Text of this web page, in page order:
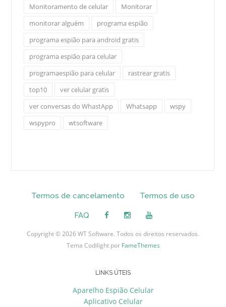
Monitoramento de celular
Monitorar
monitorar alguém
programa espião
programa espião para android gratis
programa espião para celular
programaespião para celular
rastrear gratis
top10
ver celular gratis
ver conversas do WhastApp
Whatsapp
wspy
wspypro
wtsoftware
Termos de cancelamento Termos de uso
FAQ
Copyright © 2026 WT Software. Todos os direitos reservados.
Tema Codilight por FameThemes
LINKS ÚTEIS
Aparelho Espião Celular
Aplicativo Celular